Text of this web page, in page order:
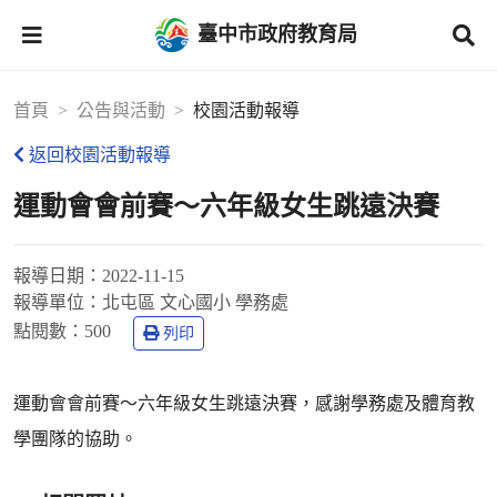
臺中市政府教育局
首頁 公告與活動 校園活動報導
返回校園活動報導
運動會會前賽～六年級女生跳遠決賽
報導日期： 2022-11-15
報導單位： 北屯區 文心國小 學務處
點閱數： 500 列印
運動會會前賽～六年級女生跳遠決賽，感謝學務處及體育教
學團隊的協助。